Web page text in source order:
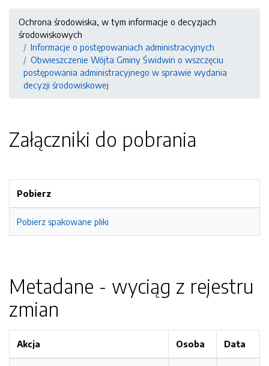
Ochrona środowiska, w tym informacje o decyzjach
środowiskowych
Informacje o postępowaniach administracyjnych
Obwieszczenie Wójta Gminy Świdwin o wszczęciu
postępowania administracyjnego w sprawie wydania
decyzji środowiskowej
Załączniki do pobrania
Pobierz
Pobierz spakowane pliki
Metadane - wyciąg z rejestru
zmian
Akcja Osoba Data